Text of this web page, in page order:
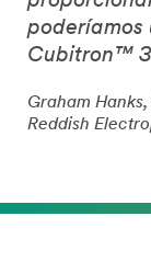
Cubitron™
Graham
Reddish